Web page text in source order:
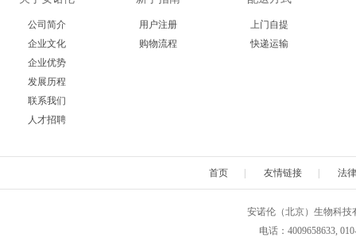
公司简介
企业文化
企业优势
发展历程
联系我们
人才招聘
用户注册
购物流程
上门自提
快递运输
首页 友情链接 法
安诺伦（北京）生物科技
电话：4009658633,